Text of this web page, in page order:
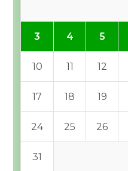
3 4 5
10 11 12
17 18 19
24 25 26
31